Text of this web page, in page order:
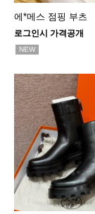
에*메스 점핑 부츠
로그인시 가격공개
NEW